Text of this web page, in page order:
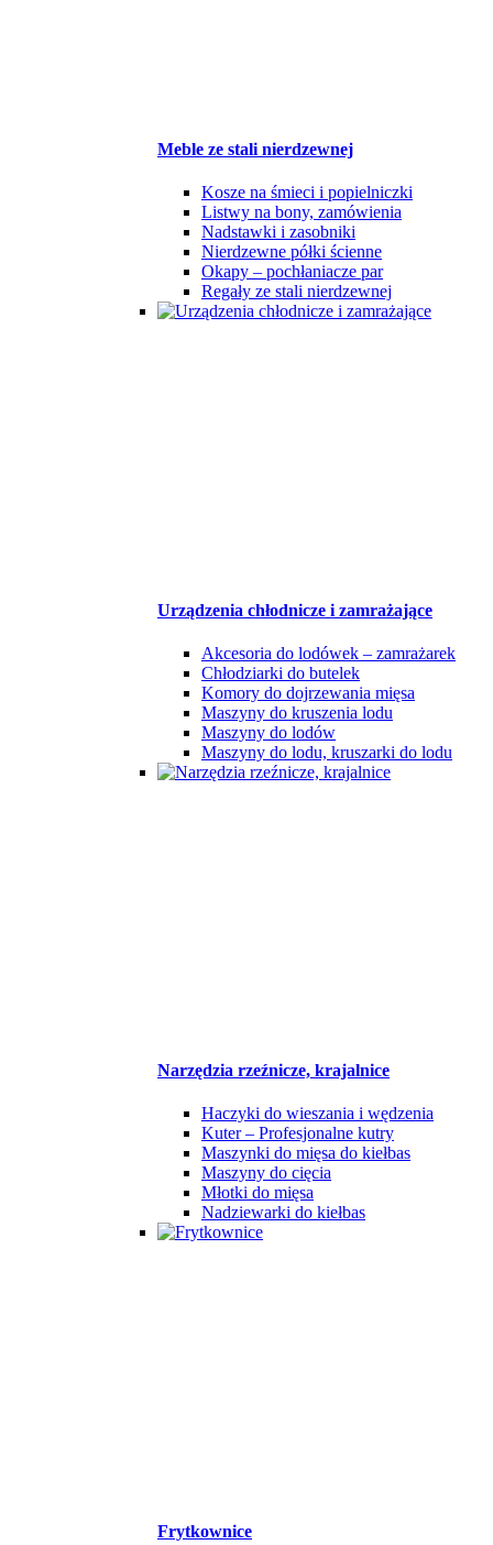
Meble ze stali nierdzewnej
Kosze na śmieci i popielniczki
Listwy na bony, zamówienia
Nadstawki i zasobniki
Nierdzewne półki ścienne
Okapy – pochłaniacze par
Regały ze stali nierdzewnej
Urządzenia chłodnicze i zamrażające
Akcesoria do lodówek – zamrażarek
Chłodziarki do butelek
Komory do dojrzewania mięsa
Maszyny do kruszenia lodu
Maszyny do lodów
Maszyny do lodu, kruszarki do lodu
Narzędzia rzeźnicze, krajalnice
Haczyki do wieszania i wędzenia
Kuter – Profesjonalne kutry
Maszynki do mięsa do kiełbas
Maszyny do cięcia
Młotki do mięsa
Nadziewarki do kiełbas
Frytkownice